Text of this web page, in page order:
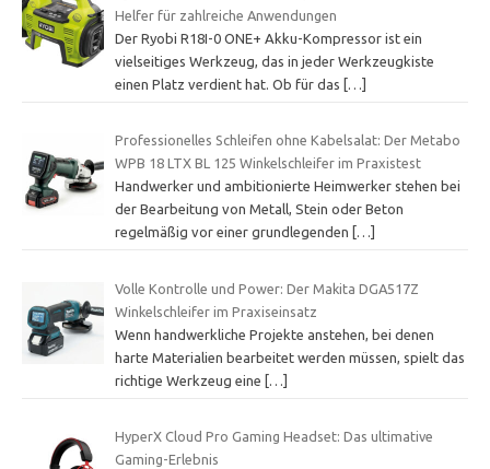
Helfer für zahlreiche Anwendungen
Der Ryobi R18I-0 ONE+ Akku-Kompressor ist ein
vielseitiges Werkzeug, das in jeder Werkzeugkiste
einen Platz verdient hat. Ob für das […]
Professionelles Schleifen ohne Kabelsalat: Der Metabo
WPB 18 LTX BL 125 Winkelschleifer im Praxistest
Handwerker und ambitionierte Heimwerker stehen bei
der Bearbeitung von Metall, Stein oder Beton
regelmäßig vor einer grundlegenden
[…]
Volle Kontrolle und Power: Der Makita DGA517Z
Winkelschleifer im Praxiseinsatz
Wenn handwerkliche Projekte anstehen, bei denen
harte Materialien bearbeitet werden müssen, spielt das
richtige Werkzeug eine […]
HyperX Cloud Pro Gaming Headset: Das ultimative
Gaming-Erlebnis